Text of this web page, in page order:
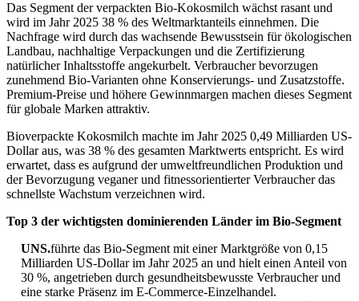
Das Segment der verpackten Bio-Kokosmilch wächst rasant und
wird im Jahr 2025 38 % des Weltmarktanteils einnehmen. Die
Nachfrage wird durch das wachsende Bewusstsein für ökologischen
Landbau, nachhaltige Verpackungen und die Zertifizierung
natürlicher Inhaltsstoffe angekurbelt. Verbraucher bevorzugen
zunehmend Bio-Varianten ohne Konservierungs- und Zusatzstoffe.
Premium-Preise und höhere Gewinnmargen machen dieses Segment
für globale Marken attraktiv.
Bioverpackte Kokosmilch machte im Jahr 2025 0,49 Milliarden US-
Dollar aus, was 38 % des gesamten Marktwerts entspricht. Es wird
erwartet, dass es aufgrund der umweltfreundlichen Produktion und
der Bevorzugung veganer und fitnessorientierter Verbraucher das
schnellste Wachstum verzeichnen wird.
Top 3 der wichtigsten dominierenden Länder im Bio-Segment
UNS.führte das Bio-Segment mit einer Marktgröße von 0,15
Milliarden US-Dollar im Jahr 2025 an und hielt einen Anteil von
30 %, angetrieben durch gesundheitsbewusste Verbraucher und
eine starke Präsenz im E-Commerce-Einzelhandel.